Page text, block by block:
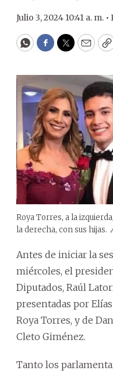
Julio 3, 2024 10:41 a. m. •
WhatsApp
Facebook
Twitter
Roya Torres, a la
la derecha, con sus hijas.
Antes de iniciar la
miércoles, el
Diputados, Raúl
presentadas por
Roya Torres, y de
Cleto Giménez.
Tanto los